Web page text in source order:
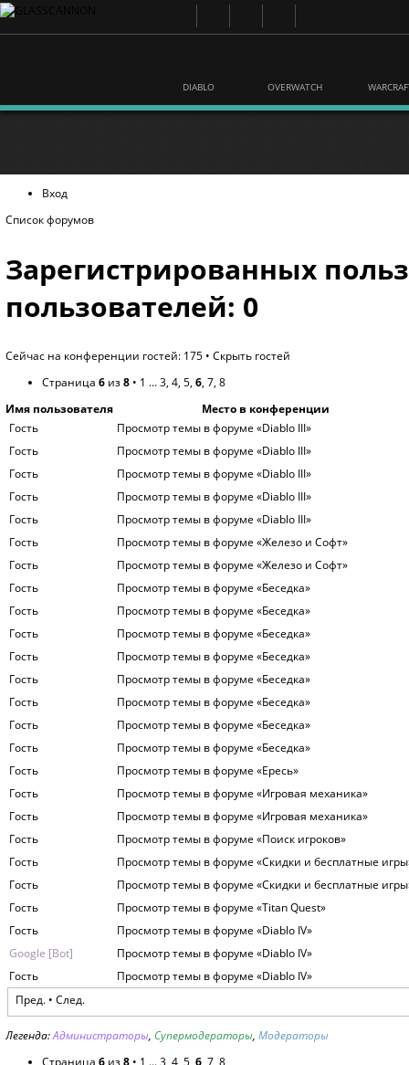
DIABLO OVERWATCH
Вход
Список форумов
Зарегистрированных
пользователей: 0
Сейчас на конференции гостей: 175 • Скрыть гостей
Страница 6 из8 • 1 ...3, 4, 5, 6, 7, 8
Имя пользователя
Место в конференции
Гость
Просмотр темы в форуме «Diablo III»
Гость
Просмотр темы в форуме «Diablo III»
Гость
Просмотр темы в форуме «Diablo III»
Гость
Просмотр темы в форуме «Diablo III»
Гость
Просмотр темы в форуме «Diablo III»
Гость
Просмотр темы в форуме «Железо и Софт»
Гость
Просмотр темы в форуме «Железо и Софт»
Гость
Просмотр темы в форуме «Беседка»
Гость
Просмотр темы в форуме «Беседка»
Гость
Просмотр темы в форуме «Беседка»
Гость
Просмотр темы в форуме «Беседка»
Гость
Просмотр темы в форуме «Беседка»
Гость
Просмотр темы в форуме «Беседка»
Гость
Просмотр темы в форуме «Беседка»
Гость
Просмотр темы в форуме «Беседка»
Гость
Просмотр темы в форуме «Ересь»
Гость
Просмотр темы в форуме «Игровая механика»
Гость
Просмотр темы в форуме «Игровая механика»
Гость
Просмотр темы в форуме «Поиск игроков»
Гость
Просмотр темы в форуме «Скидки и бесплатные
Гость
Просмотр темы в форуме «Скидки и бесплатные
Гость
Просмотр темы в форуме «Titan Quest»
Гость
Просмотр темы в форуме «Diablo IV»
Google [Bot]
Просмотр темы в форуме «Diablo IV»
Гость
Просмотр темы в форуме «Diablo IV»
Пред.• След.
Легенда:Администраторы, Супермодераторы, Модераторы
Страница 6 из8 • 1 ...3, 4, 5, 6, 7, 8